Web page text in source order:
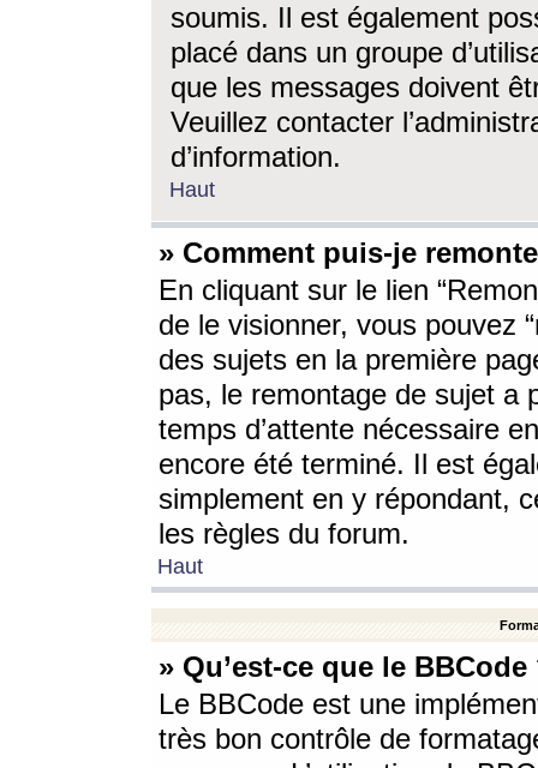
soumis. Il est également
placé dans un groupe
que les messages doivent
Veuillez contacter
d’information.
Haut
» Comment puis-je
En cliquant sur le lien
de le visionner, vous pouvez
des sujets en la première
pas, le remontage de sujet a
temps d’attente nécessaire
encore été terminé. Il est
simplement en y répondant,
les règles du forum.
Haut
» Qu’est-ce que le BBCode
Le BBCode est une
très bon contrôle de